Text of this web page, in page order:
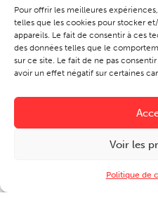
Pour offrir les meilleures
telles que les cookies pour stocker
appareils. Le fait de consentir à ces
des données telles que le
sur ce site. Le fait de ne pas
avoir un effet négatif sur certaines
Voir les
Politique de